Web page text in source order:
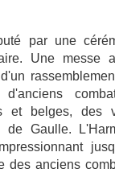
par une
Une messe
et belges, des
de Gaulle.
des anciens